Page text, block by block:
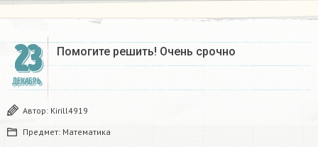
23
ДЕКАБРЬ
Помогите решить! Очень срочно
Автор: Kirill4919
Предмет: Математика